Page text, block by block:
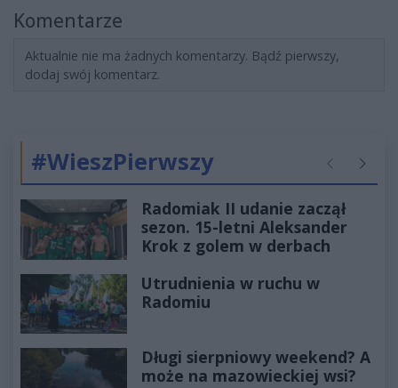
Komentarze
Aktualnie nie ma żadnych komentarzy. Bądź pierwszy,
dodaj swój komentarz.
#WieszPierwszy Poprzednie
Radomiak II udanie zaczął
sezon. 15-letni Aleksander
Krok z golem w derbach
Utrudnienia w ruchu w
Radomiu
Długi sierpniowy weekend? A
może na mazowieckiej wsi?